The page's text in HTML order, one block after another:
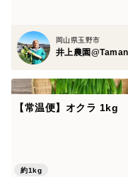
岡山県玉野市
井上農園
【常温便】オクラ 1kg
約1kg